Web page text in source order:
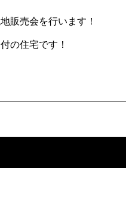
販売会を行います！
の住宅です！